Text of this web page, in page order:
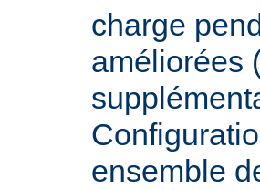
charge
améliorées
ensemble